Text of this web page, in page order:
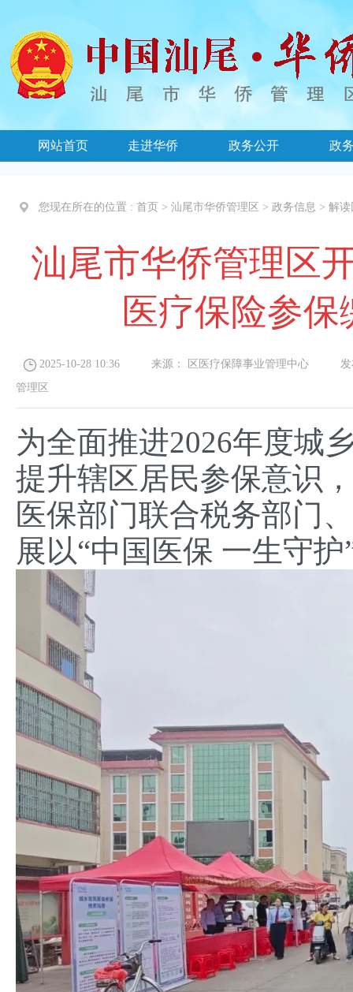
网站首页 走进华侨 政务公开 政
您现在所在的位置 : 首页 > 汕尾市华侨管理区 > 政务信息 > 解读
汕尾市华侨管理区
医疗保险参
2025-10-28 10:36 来源： 区医疗保障事业管理中心 发布
管理区
为全面推进2026年度城
提升辖区居民参保意识
医保部门联合税务部门
展以“中国医保 一生守